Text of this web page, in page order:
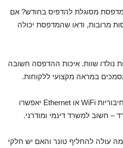
מסוגלת להדפיס בחודש? אם
מרובות, ודאו שהמדפסת יכולה
נולדו שוות. איכות ההדפסה חשובה
במראה מקצועי ללקוחות.
מדפסות עם חיבוריות WiFi או Ethernet יאפשרו
חשוב למשרד דינמי ומודרני.
עולה להחליף טונר והאם יש חלקי